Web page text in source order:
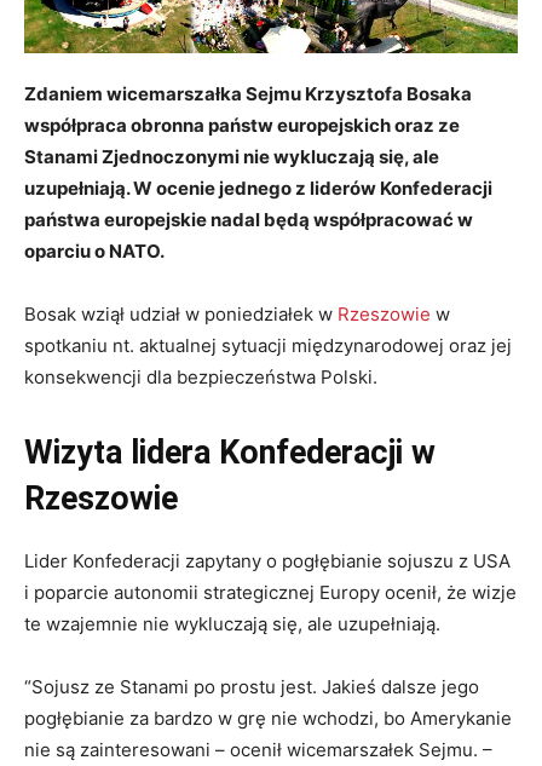
Zdaniem wicemarszałka Sejmu Krzysztofa Bosaka
współpraca obronna państw europejskich oraz ze
Stanami Zjednoczonymi nie wykluczają się, ale
uzupełniają. W ocenie jednego z liderów Konfederacji
państwa europejskie nadal będą współpracować w
oparciu o NATO.
Bosak wziął udział w poniedziałek w Rzeszowie w
spotkaniu nt. aktualnej sytuacji międzynarodowej oraz jej
konsekwencji dla bezpieczeństwa Polski.
Wizyta lidera Konfederacji w
Rzeszowie
Lider Konfederacji zapytany o pogłębianie sojuszu z USA
i poparcie autonomii strategicznej Europy ocenił, że wizje
te wzajemnie nie wykluczają się, ale uzupełniają.
“Sojusz ze Stanami po prostu jest. Jakieś dalsze jego
pogłębianie za bardzo w grę nie wchodzi, bo Amerykanie
nie są zainteresowani – ocenił wicemarszałek Sejmu. –